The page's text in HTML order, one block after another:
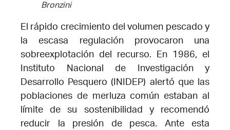
Bronzini
El rápido crecimiento del volumen pescado y
la escasa regulación provocaron una
sobreexplotación del recurso. En 1986, el
Instituto Nacional de Investigación y
Desarrollo Pesquero (INIDEP) alertó que las
poblaciones de merluza común estaban al
límite de su sostenibilidad y recomendó
reducir la presión de pesca. Ante esta